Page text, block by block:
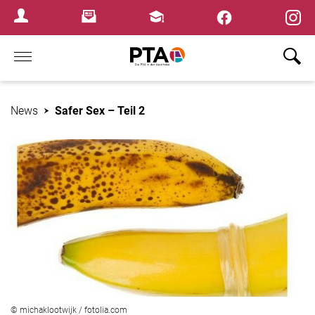
Login MenuNewsletterFortbildungen
Home
News Safer Sex – Teil 2
© michaklootwijk / fotolia.com
×